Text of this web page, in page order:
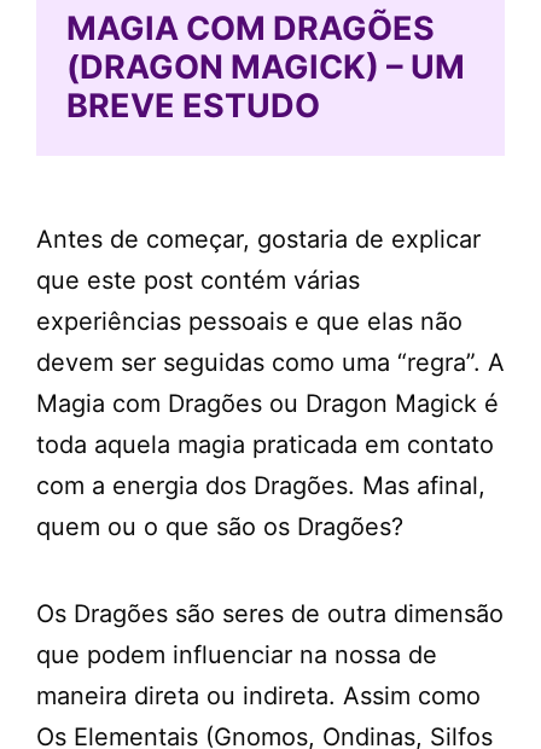
MAGIA COM DRAGÕES
(DRAGON MAGICK) – UM
BREVE ESTUDO
Antes de começar, gostaria de explicar
que este post contém várias
experiências pessoais e que elas não
devem ser seguidas como uma “regra”. A
Magia com Dragões ou Dragon Magick é
toda aquela magia praticada em contato
com a energia dos Dragões. Mas afinal,
quem ou o que são os Dragões?
Os Dragões são seres de outra dimensão
que podem influenciar na nossa de
maneira direta ou indireta. Assim como
Os Elementais (Gnomos, Ondinas, Silfos